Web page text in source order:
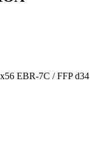
EBR-7C / FFP d34